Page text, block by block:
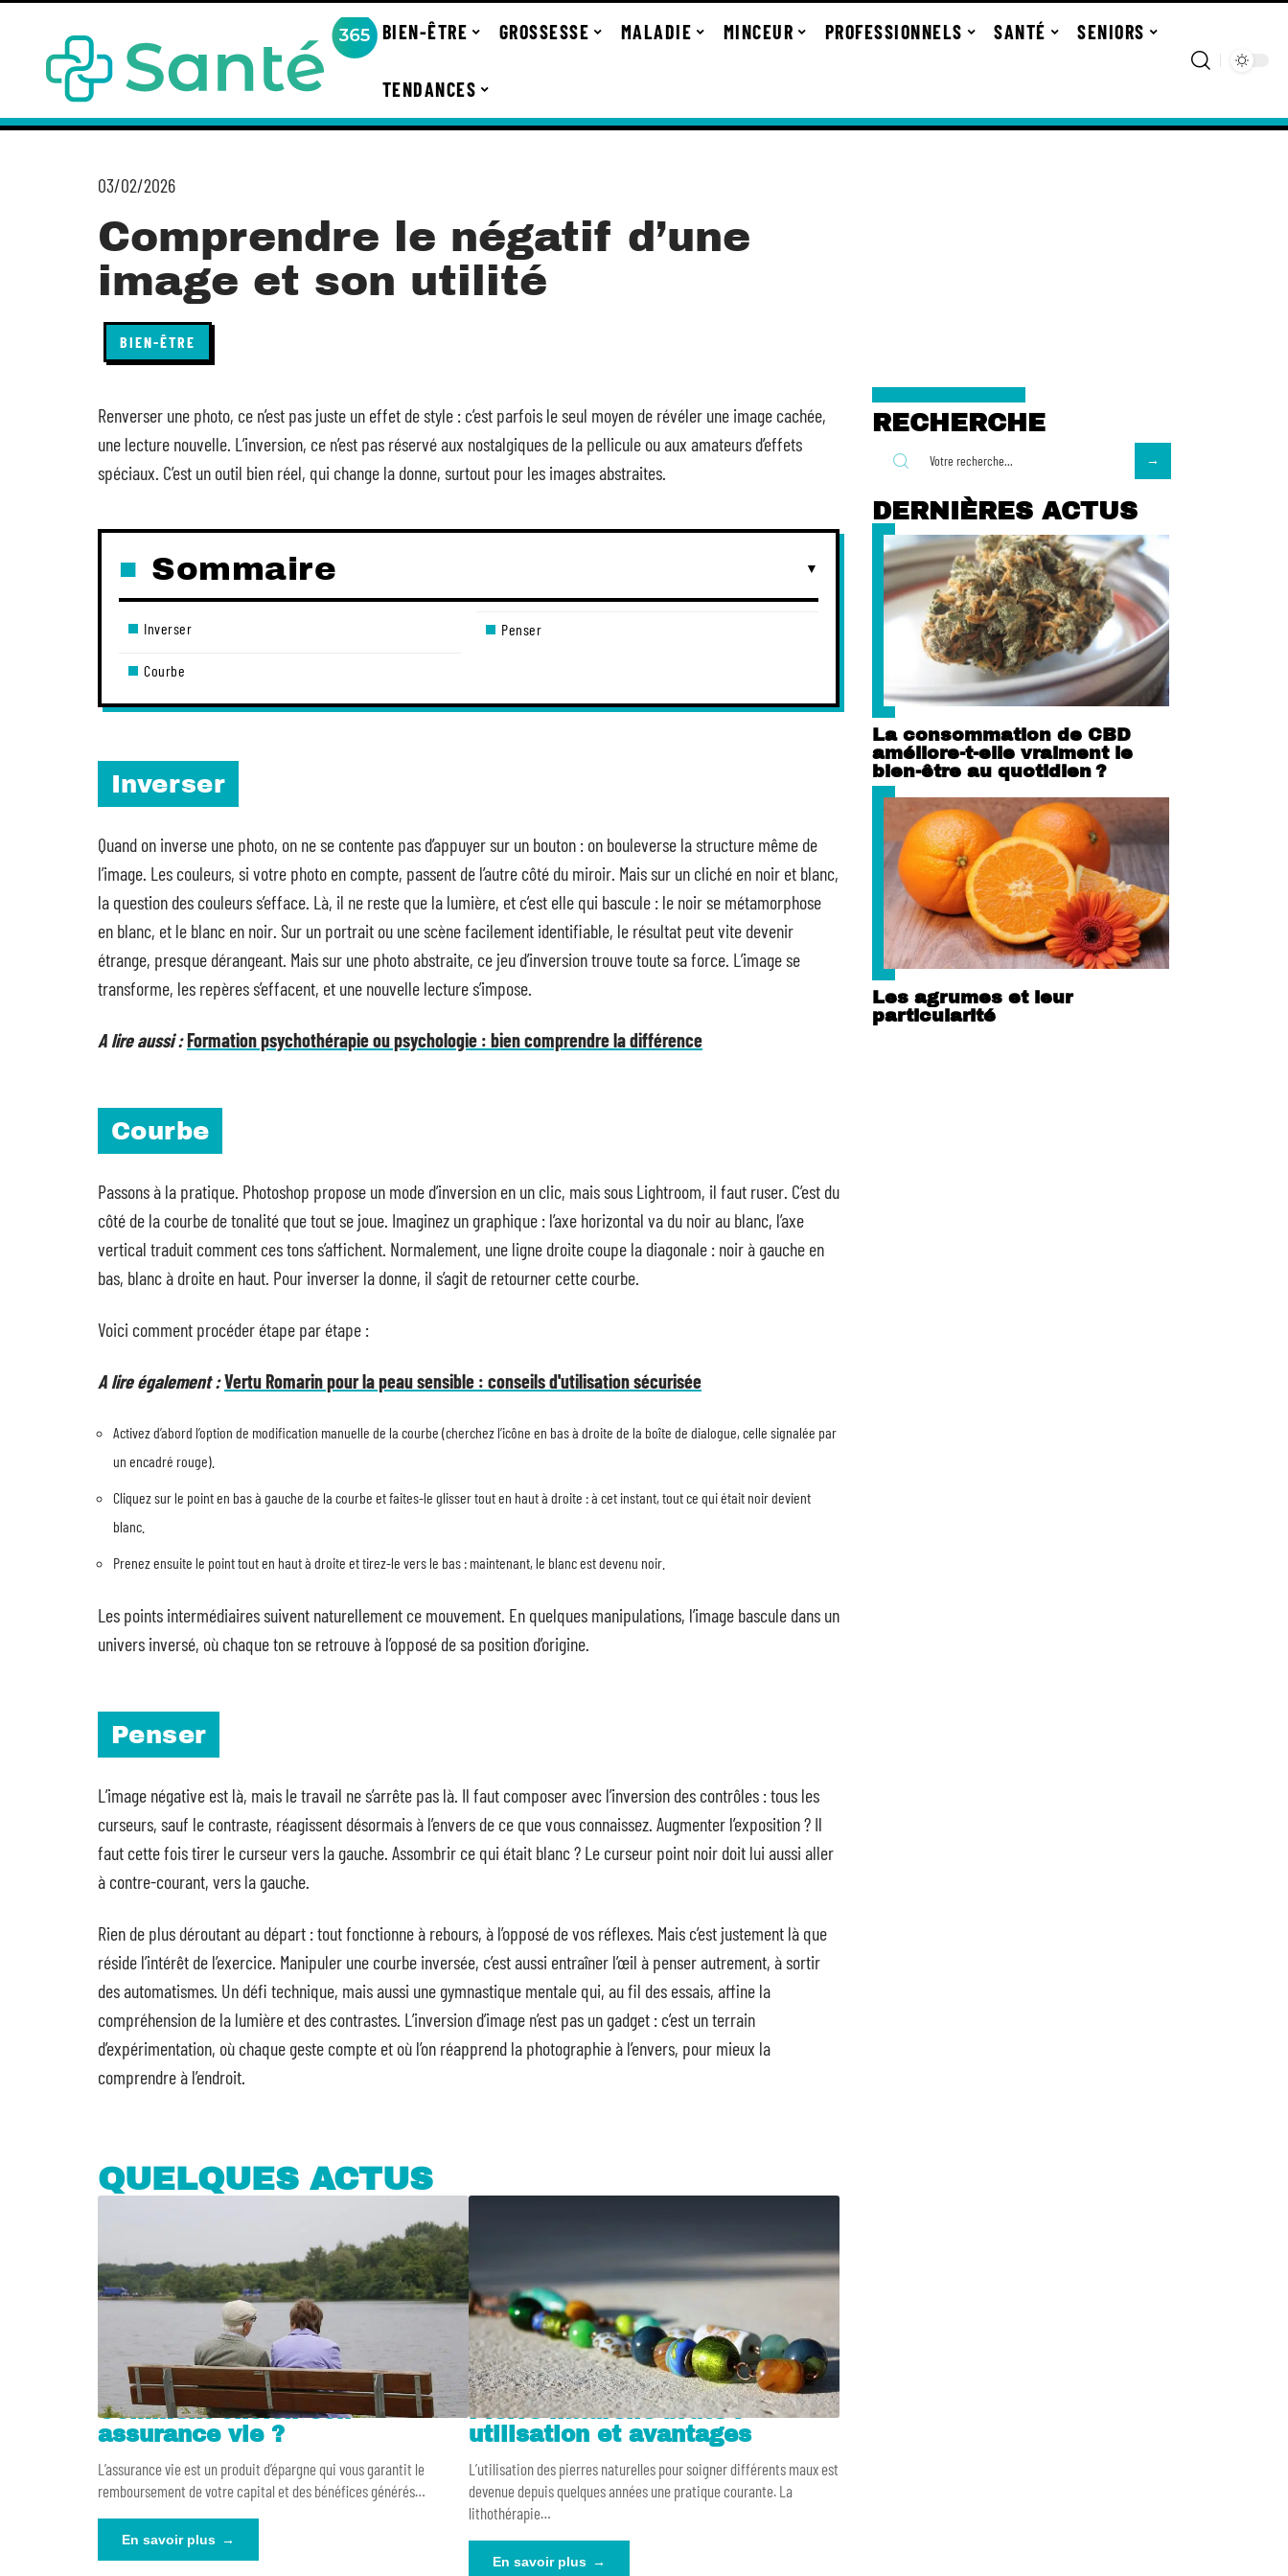
BIEN-ÊTRE GROSSESSE MALADIE MINCEUR PROFESSIONNELS SANTÉ SENIORS
TENDANCES
03/02/2026
Comprendre le négatif d’une
image et son utilité
BIEN-ÊTRE
Renverser une photo, ce n’est pas juste un effet de style : c’est parfois le seul moyen de révéler une image cachée,
une lecture nouvelle. L’inversion, ce n’est pas réservé aux nostalgiques de la pellicule ou aux amateurs d’effets
spéciaux. C’est un outil bien réel, qui change la donne, surtout pour les images abstraites.
Sommaire
Inverser
Courbe
Penser
Inverser
Quand on inverse une photo, on ne se contente pas d’appuyer sur un bouton : on bouleverse la structure même de
l’image. Les couleurs, si votre photo en compte, passent de l’autre côté du miroir. Mais sur un cliché en noir et blanc,
la question des couleurs s’efface. Là, il ne reste que la lumière, et c’est elle qui bascule : le noir se métamorphose
en blanc, et le blanc en noir. Sur un portrait ou une scène facilement identifiable, le résultat peut vite devenir
étrange, presque dérangeant. Mais sur une photo abstraite, ce jeu d’inversion trouve toute sa force. L’image se
transforme, les repères s’effacent, et une nouvelle lecture s’impose.
A lire aussi :Formation psychothérapie ou psychologie : bien comprendre la différence
Courbe
Passons à la pratique. Photoshop propose un mode d’inversion en un clic, mais sous Lightroom, il faut ruser. C’est du
côté de la courbe de tonalité que tout se joue. Imaginez un graphique : l’axe horizontal va du noir au blanc, l’axe
vertical traduit comment ces tons s’affichent. Normalement, une ligne droite coupe la diagonale : noir à gauche en
bas, blanc à droite en haut. Pour inverser la donne, il s’agit de retourner cette courbe.
Voici comment procéder étape par étape :
A lire également :Vertu Romarin pour la peau sensible : conseils d'utilisation sécurisée
Activez d’abord l’option de modification manuelle de la courbe (cherchez l’icône en bas à droite de la boîte de dialogue, celle signalée par
un encadré rouge).
Cliquez sur le point en bas à gauche de la courbe et faites-le glisser tout en haut à droite : à cet instant, tout ce qui était noir devient
blanc.
Prenez ensuite le point tout en haut à droite et tirez-le vers le bas : maintenant, le blanc est devenu noir.
Les points intermédiaires suivent naturellement ce mouvement. En quelques manipulations, l’image bascule dans un
univers inversé, où chaque ton se retrouve à l’opposé de sa position d’origine.
Penser
L’image négative est là, mais le travail ne s’arrête pas là. Il faut composer avec l’inversion des contrôles : tous les
curseurs, sauf le contraste, réagissent désormais à l’envers de ce que vous connaissez. Augmenter l’exposition ? Il
faut cette fois tirer le curseur vers la gauche. Assombrir ce qui était blanc ? Le curseur point noir doit lui aussi aller
à contre-courant, vers la gauche.
Rien de plus déroutant au départ : tout fonctionne à rebours, à l’opposé de vos réflexes. Mais c’est justement là que
réside l’intérêt de l’exercice. Manipuler une courbe inversée, c’est aussi entraîner l’œil à penser autrement, à sortir
des automatismes. Un défi technique, mais aussi une gymnastique mentale qui, au fil des essais, affine la
compréhension de la lumière et des contrastes. L’inversion d’image n’est pas un gadget : c’est un terrain
d’expérimentation, où chaque geste compte et où l’on réapprend la photographie à l’envers, pour mieux la
comprendre à l’endroit.
QUELQUES ACTUS
Comment choisir son
assurance vie ?
L’assurance vie est un produit d’épargne qui vous garantit le
remboursement de votre capital et des bénéfices générés…
En savoir plus
Pierre naturelle brute :
utilisation et avantages
L’utilisation des pierres naturelles pour soigner différents maux est
devenue depuis quelques années une pratique courante. La
lithothérapie…
En savoir plus
RECHERCHE
DERNIÈRES ACTUS
La consommation de CBD
améliore-t-elle vraiment le
bien-être au quotidien ?
Les agrumes et leur
particularité